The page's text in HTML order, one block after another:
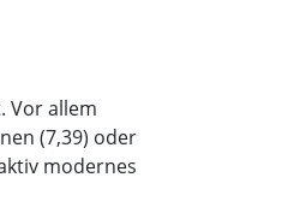
Vor allem
(7,39) oder
modernes